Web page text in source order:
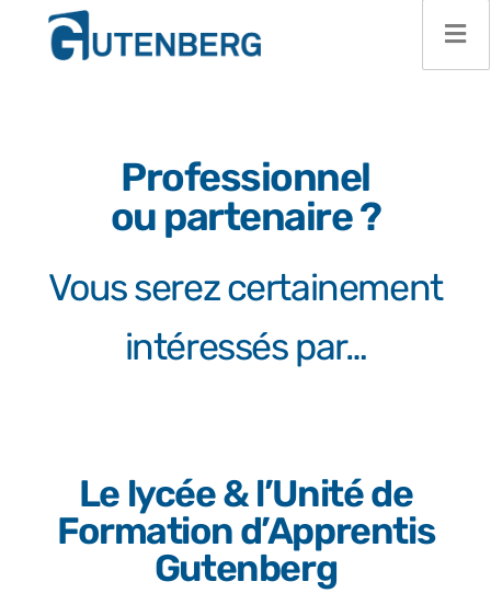
Professionnel
ou partenaire ?
Vous serez certainement
intéressés par…
Le lycée & l’Unité de
Formation d’Apprentis
Gutenberg